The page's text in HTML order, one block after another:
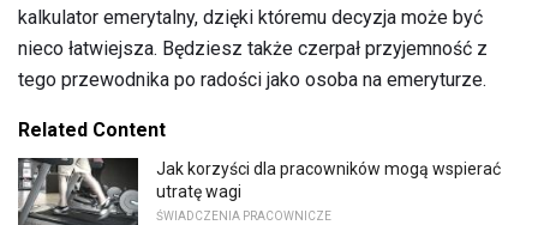
kalkulator emerytalny, dzięki któremu decyzja może być
nieco łatwiejsza. Będziesz także czerpał przyjemność z
tego przewodnika po radości jako osoba na emeryturze.
Related Content
Jak korzyści dla pracowników mogą wspierać
utratę wagi
ŚWIADCZENIA PRACOWNICZE